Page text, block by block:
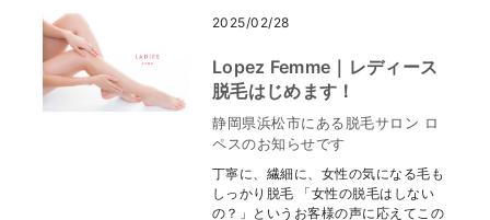
2025/02/28
Lopez Femme｜レディース
脱毛はじめます！
静岡県浜松市にある脱毛サロン ロ
ペスのお知らせです
丁寧に、繊細に、女性の気になる毛も
しっかり脱毛 「女性の脱毛はしない
の？」というお客様の声に応えてこの